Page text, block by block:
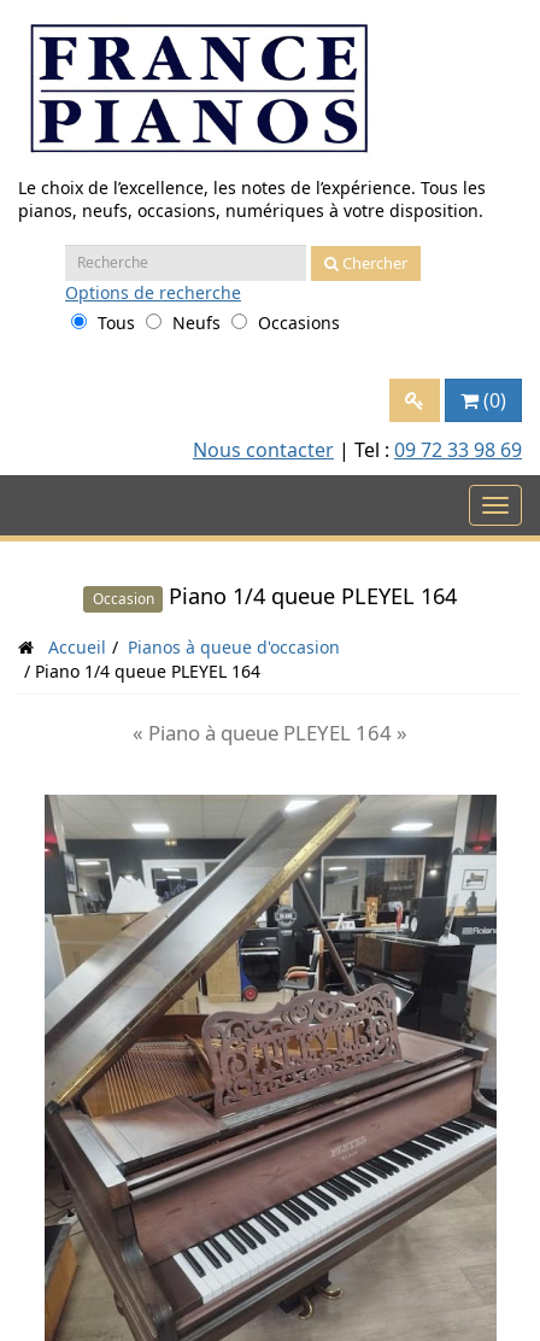
contenu
Le choix de l’excellence, les notes de l’expérience. Tous les
pianos, neufs, occasions, numériques à votre disposition.
Recherche
:
Chercher
Options de recherche
Tous
Neufs Occasions
(0)
Nous contacter | Tel : 09 72 33 98 69
Occasion Piano 1/4 queue PLEYEL 164
Accueil
Pianos à queue d'occasion
Piano 1/4 queue PLEYEL 164
« Piano à queue PLEYEL 164 »